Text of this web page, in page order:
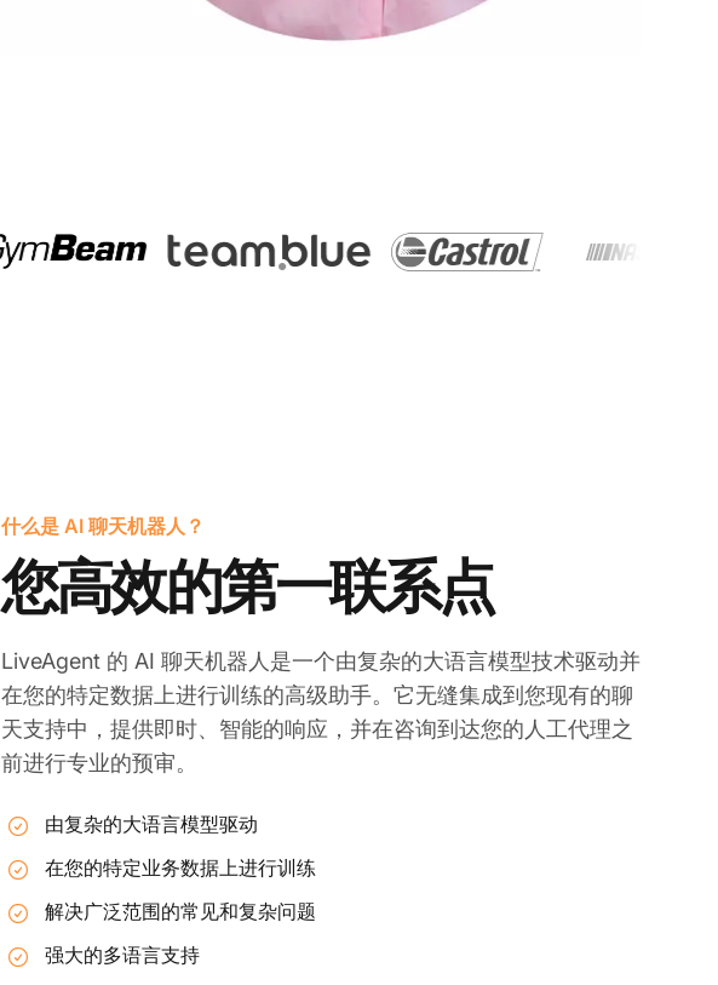
什么是 AI 聊天机器人？
您高效的第一联系点
LiveAgent 的 AI 聊天机器人是一个由复杂的大语言模型技术驱动并
在您的特定数据上进行训练的高级助手。它无缝集成到您现有的聊
天支持中，提供即时、智能的响应，并在咨询到达您的人工代理之
前进行专业的预审。
由复杂的大语言模型驱动
在您的特定业务数据上进行训练
解决广泛范围的常见和复杂问题
强大的多语言支持